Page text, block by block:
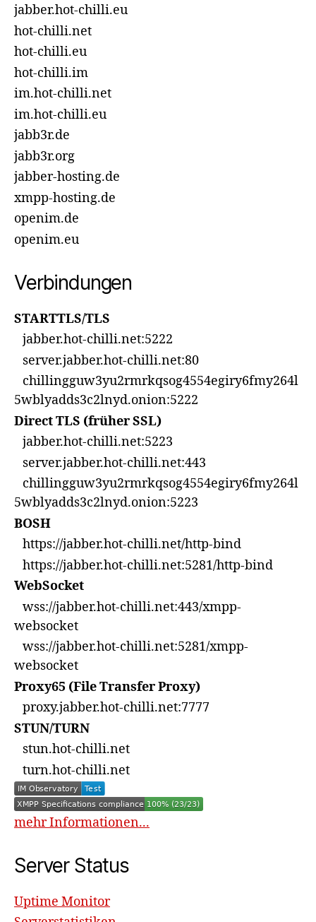
jabber.hot-chilli.eu
hot-chilli.net
hot-chilli.eu
hot-chilli.im
im.hot-chilli.net
im.hot-chilli.eu
jabb3r.de
jabb3r.org
jabber-hosting.de
xmpp-hosting.de
openim.de
openim.eu
Verbindungen
STARTTLS/TLS
jabber.hot-chilli.net:5222
server.jabber.hot-chilli.net:80
chillingguw3yu2rmrkqsog4554egiry6fmy264l
5wblyadds3c2lnyd.onion:5222
Direct TLS (früher SSL)
jabber.hot-chilli.net:5223
server.jabber.hot-chilli.net:443
chillingguw3yu2rmrkqsog4554egiry6fmy264l
5wblyadds3c2lnyd.onion:5223
BOSH
https://jabber.hot-chilli.net/http-bind
https://jabber.hot-chilli.net:5281/http-bind
WebSocket
wss://jabber.hot-chilli.net:443/xmpp-
websocket
wss://jabber.hot-chilli.net:5281/xmpp-
websocket
Proxy65 (File Transfer Proxy)
proxy.jabber.hot-chilli.net:7777
STUN/TURN
stun.hot-chilli.net
turn.hot-chilli.net
mehr Informationen...
Server Status
Uptime Monitor